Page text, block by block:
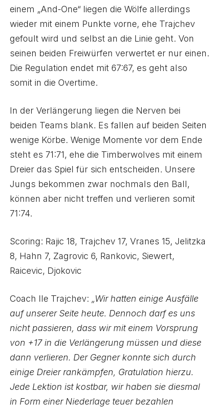
einem „And-One“ liegen die Wölfe allerdings
wieder mit einem Punkte vorne, ehe Trajchev
gefoult wird und selbst an die Linie geht. Von
seinen beiden Freiwürfen verwertet er nur einen.
Die Regulation endet mit 67:67, es geht also
somit in die Overtime.
In der Verlängerung liegen die Nerven bei
beiden Teams blank. Es fallen auf beiden Seiten
wenige Körbe. Wenige Momente vor dem Ende
steht es 71:71, ehe die Timberwolves mit einem
Dreier das Spiel für sich entscheiden. Unsere
Jungs bekommen zwar nochmals den Ball,
können aber nicht treffen und verlieren somit
71:74.
Scoring: Rajic 18, Trajchev 17, Vranes 15, Jelitzka
8, Hahn 7, Zagrovic 6, Rankovic, Siewert,
Raicevic, Djokovic
Coach Ile Trajchev: „Wir hatten einige Ausfälle
auf unserer Seite heute. Dennoch darf es uns
nicht passieren, dass wir mit einem Vorsprung
von +17 in die Verlängerung müssen und diese
dann verlieren. Der Gegner konnte sich durch
einige Dreier rankämpfen, Gratulation hierzu.
Jede Lektion ist kostbar, wir haben sie diesmal
in Form einer Niederlage teuer bezahlen